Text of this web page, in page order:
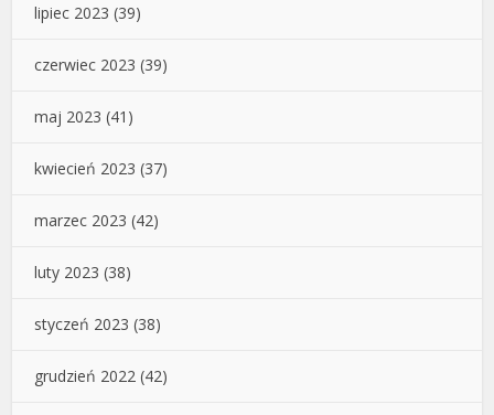
lipiec 2023 (39)
czerwiec 2023 (39)
maj 2023 (41)
kwiecień 2023 (37)
marzec 2023 (42)
luty 2023 (38)
styczeń 2023 (38)
grudzień 2022 (42)